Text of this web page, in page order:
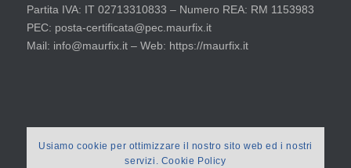
Partita IVA: IT 02713310833 – Numero REA: RM 1153983
PEC: posta-certificata@pec.maurfix.it
Mail: info@maurfix.it – Web: https://maurfix.it
Usiamo cookie per ottimizzare il nostro sito web ed i nostri
servizi. Cookie Policy